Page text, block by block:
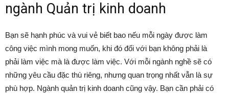
ngành Quản trị kinh doanh
Bạn sẽ hạnh phúc và vui vẻ biết bao nếu mỗi ngày được làm
công việc mình mong muốn, khi đó đối với bạn không phải là
phải làm việc mà là được làm việc. Với mỗi ngành nghề sẽ có
những yêu cầu đặc thù riêng, nhưng quan trọng nhất vẫn là sự
phù hợp. Ngành quản trị kinh doanh cũng vậy. Bạn cần phải có